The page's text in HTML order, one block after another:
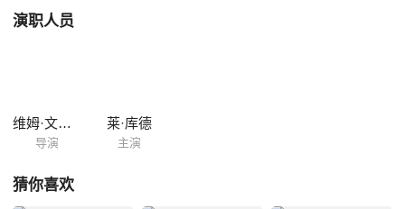
CD的出版，重新被人提起。世人彷佛自睡眠中苏醒，再次看见、听见古
斯生动捕捉。影片一经问世，受到绝大多数人的肯定，尤其在国际大小影
展上共获得13座最佳记录片奖，包括欧洲影展、金球奖、...
演职人员
维姆·文德斯
导演
莱·库德
主演
猜你喜欢